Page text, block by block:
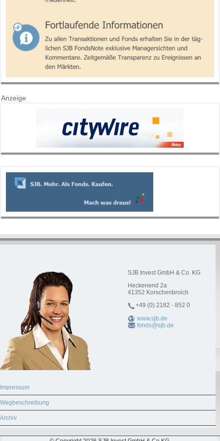
Anzeige
SJB Invest GmbH & Co. KG
Heckenend 2a
41352 Korschenbroich
+49 (0) 2182 - 852 0
www.sjb.de
fonds@sjb.de
Impressum
Wegbeschreibung
Archiv